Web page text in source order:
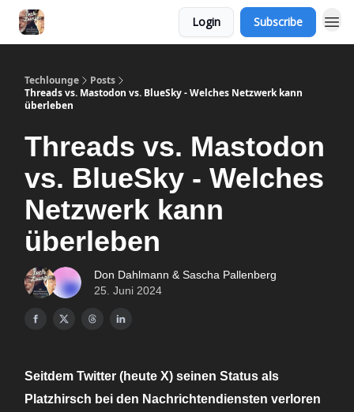
Login Subscribe
Techlounge
Posts
Threads vs. Mastodon vs. BlueSky - Welches Netzwerk kann
überleben
Threads vs. Mastodon
vs. BlueSky - Welches
Netzwerk kann
überleben
Don Dahlmann & Sascha Pallenberg
25. Juni 2024
Seitdem Twitter (heute X) seinen Status als
Platzhirsch bei den Nachrichtendiensten verloren